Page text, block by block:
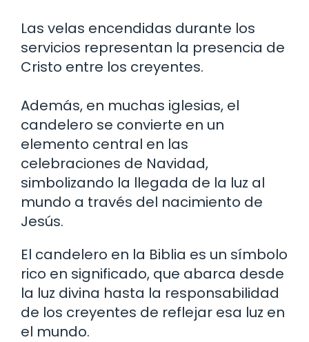
Las velas encendidas durante los
servicios representan la presencia de
Cristo entre los creyentes.
Además, en muchas iglesias, el
candelero se convierte en un
elemento central en las
celebraciones de Navidad,
simbolizando la llegada de la luz al
mundo a través del nacimiento de
Jesús.
El candelero en la Biblia es un símbolo
rico en significado, que abarca desde
la luz divina hasta la responsabilidad
de los creyentes de reflejar esa luz en
el mundo.